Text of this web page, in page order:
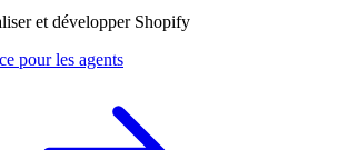
et développer Shopify
pour les agents